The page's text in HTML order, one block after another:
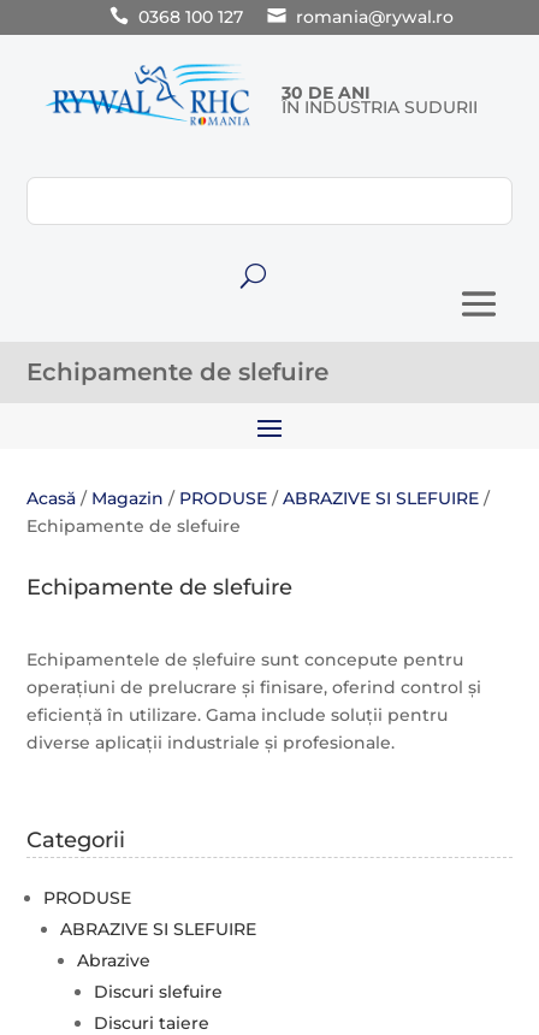
0368 100 127 romania@rywal.ro
30 DE ANI
ÎN INDUSTRIA SUDURII
U
Echipamente de slefuire
Acasă / Magazin / PRODUSE /ABRAZIVE SI SLEFUIRE /
Echipamente de slefuire
Echipamente de slefuire
Echipamentele de șlefuire sunt concepute pentru
operațiuni de prelucrare și finisare, oferind control și
eficiență în utilizare. Gama include soluții pentru
diverse aplicații industriale și profesionale.
Categorii
PRODUSE
ABRAZIVE SI SLEFUIRE
Abrazive
Discuri slefuire
Discuri taiere